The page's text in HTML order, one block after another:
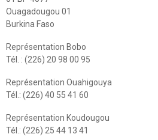
Ouagadougou 01
Burkina Faso
Représentation Bobo
Tél. : (226) 20 98 00 95
Représentation Ouahigouya
Tél.: (226) 40 55 41 60
Représentation Koudougou
Tél.: (226) 25 44 13 41